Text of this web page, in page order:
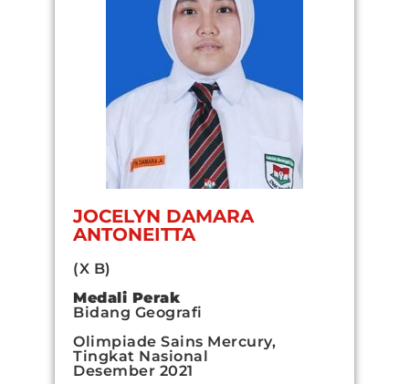
JOCELYN DAMARA
ANTONEITTA
(X B)
Medali Perak
Bidang Geografi
Olimpiade Sains Mercury,
Tingkat Nasional
Desember 2021